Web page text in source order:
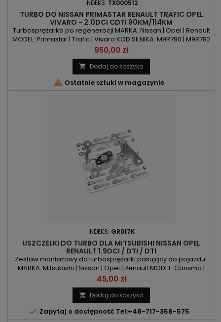
INDEKS: TX000512
TURBO DO NISSAN PRIMASTAR RENAULT TRAFIC OPEL
VIVARO - 2.0DCI CDTI 90KM/114KM
Turbosprężarka po regeneracji MARKA: Nissan | Opel | Renault
MODEL: Primastar | Trafic | Vivaro KOD SILNIKA: M9R780 | M9R782
POJEMNOŚĆ: 1995ccm 2.0 DCI | CDTI MOC: 90KM/66kW |
114KM/84kW ROK PRODUKCJI: Od 2006r
Cena
950,00 zł
 Dodaj do koszyka
 Ostatnie sztuki w magazynie
INDEKS: GR017K
USZCZELKI DO TURBO DLA MITSUBISHI NISSAN OPEL
RENAULT 1.9DCI / DTI / DTI
Zestaw montażowy do turbosprężarki pasujący do pojazdu :
MARKA: Mitsubishi | Nissan | Opel | Renault MODEL: Carisma |
Space Star | Primastar | Movano | Vivaro | Clio | Kangoo |
Laguna | Master | Megane | Scenic | Trafic | S40 | V40 KOD
SILNIKA: F9Q1 | F9Q718 | F9Q732 | F9Q733 | F9Q738 | F9Q740 |
F9Q744 | F9Q752 | F9Q754 | F9Q760 | F9Q762 | F9Q770 | F9Q772...
Cena
45,00 zł
 Dodaj do koszyka
 Zapytaj o dostępność Tel:+48-717-358-575